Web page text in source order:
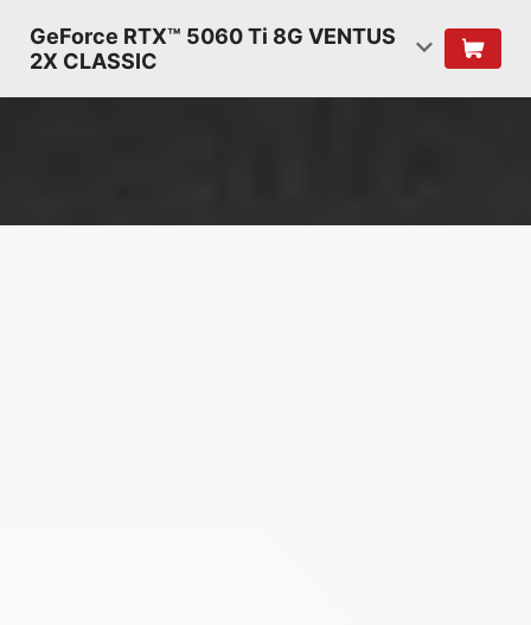
GeForce RTX™ 5060 Ti 8G VENTUS
2X CLASSIC